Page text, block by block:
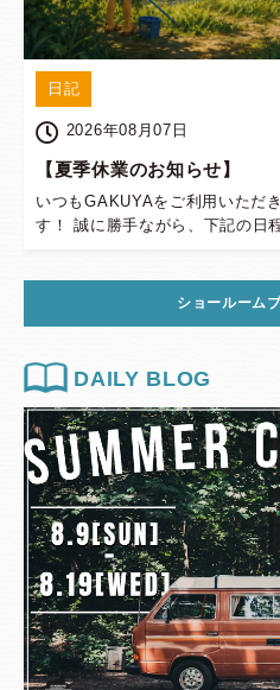
日記
2026年08月07日
【夏季休業のお知らせ】
いつもGAKUYAをご利用いただ
す！ 誠に勝手ながら、下記の日
ショールーム
DAILY BLOG